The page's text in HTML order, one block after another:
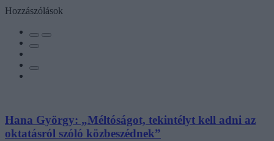
Hozzászólások
Hana György: „Méltóságot, tekintélyt kell adni az
oktatásról szóló közbeszédnek”